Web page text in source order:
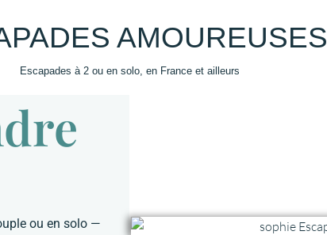
AMOUREUSES
Escapades à 2 ou en solo, en France et ailleurs
DESTINATIONS
ou en solo —